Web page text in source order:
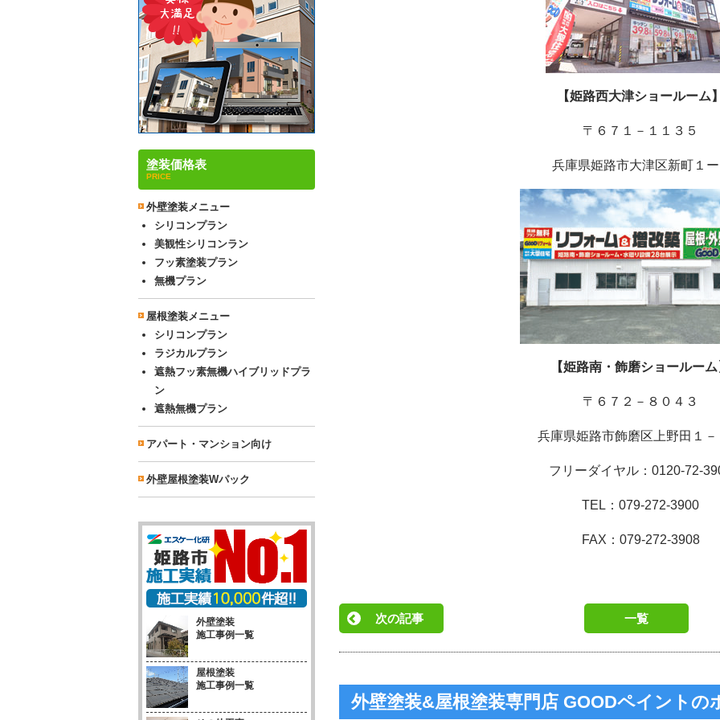
【姫路西大津ショールーム
〒６７１－１１３５
兵庫県姫路市大津区新町１
【姫路南・飾磨ショールー
〒６７２－８０４３
兵庫県姫路市飾磨区上野田１
フリーダイヤル：0120-72-
TEL：079-272-3900
FAX：079-272-3908
次の記事 一覧
外壁塗装&屋根塗装専門店 GOODペイント
塗装価格表
PRICE
外壁塗装メニュー
シリコンプラン
美観性シリコンラン
フッ素塗装プラン
無機プラン
屋根塗装メニュー
シリコンプラン
ラジカルプラン
遮熱フッ素無機ハイブリッドプラ
ン
遮熱無機プラン
アパート・マンション向け
外壁屋根塗装Wパック
外壁塗装
施工事例一覧
屋根塗装
施工事例一覧